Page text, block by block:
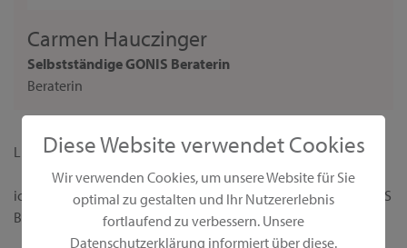
Diese Website verwendet Cookies
Wir verwenden Cookies, um unsere Website für Sie
optimal zu gestalten und Ihr Nutzererlebnis
fortlaufend zu verbessern. Unsere
Datenschutzerklärung informiert über diese.
Carmen Hauczinger
Selbstständige GONIS Beraterin
Beraterin
Liebe Interessentin,
ich begrüße dich ganz herzlich auf meiner persönlichen GONIS
Beraterseite!